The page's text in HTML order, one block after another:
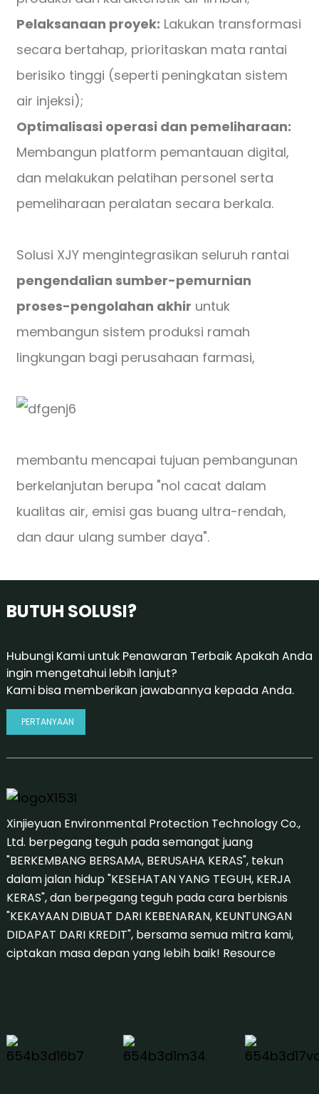
Pelaksanaan proyek: Lakukan transformasi
secara bertahap, prioritaskan mata rantai
berisiko tinggi (seperti peningkatan sistem
air injeksi);
Optimalisasi operasi dan pemeliharaan:
Membangun platform pemantauan digital,
dan melakukan pelatihan personel serta
pemeliharaan peralatan secara berkala.
Solusi XJY mengintegrasikan seluruh rantai
pengendalian sumber-pemurnian
proses-pengolahan akhir untuk
membangun sistem produksi ramah
lingkungan bagi perusahaan farmasi,
membantu mencapai tujuan pembangunan
berkelanjutan berupa "nol cacat dalam
kualitas air, emisi gas buang ultra-rendah,
dan daur ulang sumber daya".
BUTUH SOLUSI?
Hubungi Kami untuk Penawaran Terbaik Apakah Anda
ingin mengetahui lebih lanjut?
Kami bisa memberikan jawabannya kepada Anda.
PERTANYAAN
Xinjieyuan Environmental Protection Technology Co.,
Ltd. berpegang teguh pada semangat juang
"BERKEMBANG BERSAMA, BERUSAHA KERAS", tekun
dalam jalan hidup "KESEHATAN YANG TEGUH, KERJA
KERAS", dan berpegang teguh pada cara berbisnis
"KEKAYAAN DIBUAT DARI KEBENARAN, KEUNTUNGAN
DIDAPAT DARI KREDIT", bersama semua mitra kami,
ciptakan masa depan yang lebih baik! Resource